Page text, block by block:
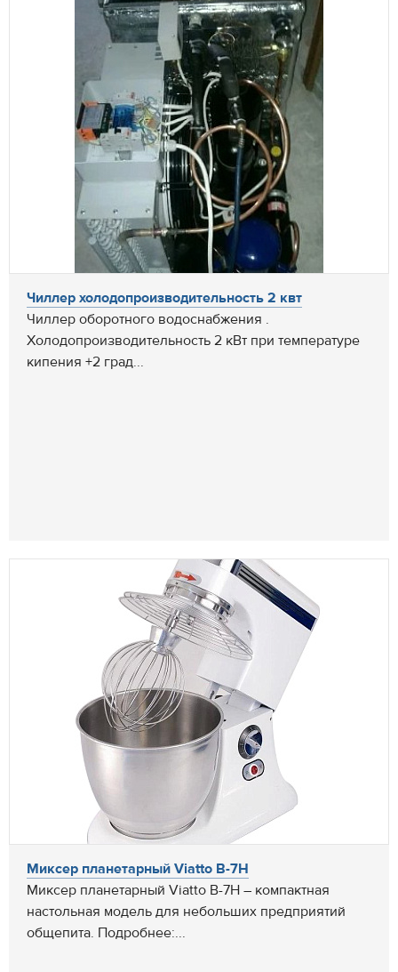
Чиллер холодопроизводительность 2 квт
Чиллер оборотного водоснабжения .
Холодопроизводительность 2 кВт при температуре
кипения +2 град...
Миксер планетарный Viatto B-7H
Миксер планетарный Viatto B-7H – компактная
настольная модель для небольших предприятий
общепита. Подробнее:...